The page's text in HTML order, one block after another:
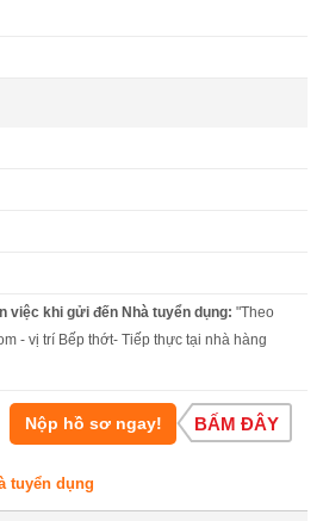
việc khi gửi đến Nhà tuyển dụng: "Theo
- vị trí Bếp thớt- Tiếp thực tại nhà hàng
Nộp hồ sơ ngay! BẤM ĐÂY
tuyển dụng